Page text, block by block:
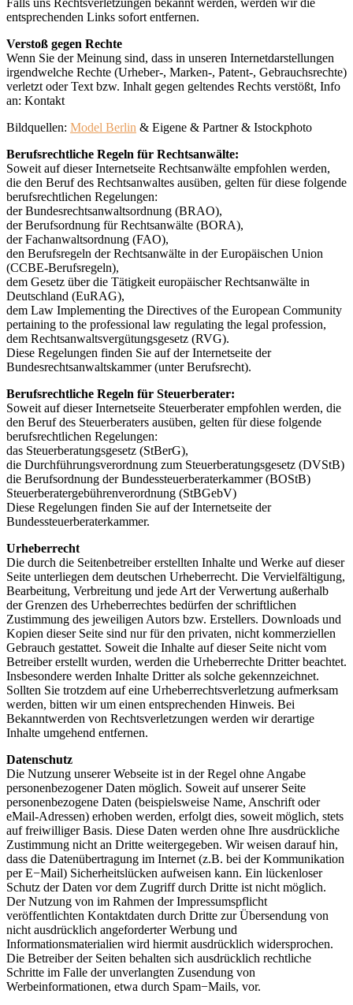
entsprechenden Links sofort entfernen.
Verstoß gegen Rechte
Wenn Sie der Meinung sind, dass in unseren Internetdarstellungen
irgendwelche Rechte (Urheber-, Marken-, Patent-, Gebrauchsrechte)
verletzt oder Text bzw. Inhalt gegen geltendes Rechts verstößt, Info
an: Kontakt
Bildquellen: Model Berlin & Eigene & Partner & Istockphoto
Berufsrechtliche Regeln für Rechtsanwälte:
Soweit auf dieser Internetseite Rechtsanwälte empfohlen werden,
die den Beruf des Rechtsanwaltes ausüben, gelten für diese folgende
berufsrechtlichen Regelungen:
der Bundesrechtsanwaltsordnung (BRAO),
der Berufsordnung für Rechtsanwälte (BORA),
der Fachanwaltsordnung (FAO),
den Berufsregeln der Rechtsanwälte in der Europäischen Union
(CCBE-Berufsregeln),
dem Gesetz über die Tätigkeit europäischer Rechtsanwälte in
Deutschland (EuRAG),
dem Law Implementing the Directives of the European Community
pertaining to the professional law regulating the legal profession,
dem Rechtsanwaltsvergütungsgesetz (RVG).
Diese Regelungen finden Sie auf der Internetseite der
Bundesrechtsanwaltskammer (unter Berufsrecht).
Berufsrechtliche Regeln für Steuerberater:
Soweit auf dieser Internetseite Steuerberater empfohlen werden, die
den Beruf des Steuerberaters ausüben, gelten für diese folgende
berufsrechtlichen Regelungen:
das Steuerberatungsgesetz (StBerG),
die Durchführungsverordnung zum Steuerberatungsgesetz (DVStB)
die Berufsordnung der Bundessteuerberaterkammer (BOStB)
Steuerberatergebührenverordnung (StBGebV)
Diese Regelungen finden Sie auf der Internetseite der
Bundessteuerberaterkammer.
Urheberrecht
Die durch die Seitenbetreiber erstellten Inhalte und Werke auf dieser
Seite unterliegen dem deutschen Urheberrecht. Die Vervielfältigung,
Bearbeitung, Verbreitung und jede Art der Verwertung außerhalb
der Grenzen des Urheberrechtes bedürfen der schriftlichen
Zustimmung des jeweiligen Autors bzw. Erstellers. Downloads und
Kopien dieser Seite sind nur für den privaten, nicht kommerziellen
Gebrauch gestattet. Soweit die Inhalte auf dieser Seite nicht vom
Betreiber erstellt wurden, werden die Urheberrechte Dritter beachtet.
Insbesondere werden Inhalte Dritter als solche gekennzeichnet.
Sollten Sie trotzdem auf eine Urheberrechtsverletzung aufmerksam
werden, bitten wir um einen entsprechenden Hinweis. Bei
Bekanntwerden von Rechtsverletzungen werden wir derartige
Inhalte umgehend entfernen.
Datenschutz
Die Nutzung unserer Webseite ist in der Regel ohne Angabe
personenbezogener Daten möglich. Soweit auf unserer Seite
personenbezogene Daten (beispielsweise Name, Anschrift oder
eMail-Adressen) erhoben werden, erfolgt dies, soweit möglich, stets
auf freiwilliger Basis. Diese Daten werden ohne Ihre ausdrückliche
Zustimmung nicht an Dritte weitergegeben. Wir weisen darauf hin,
dass die Datenübertragung im Internet (z.B. bei der Kommunikation
per E−Mail) Sicherheitslücken aufweisen kann. Ein lückenloser
Schutz der Daten vor dem Zugriff durch Dritte ist nicht möglich.
Der Nutzung von im Rahmen der Impressumspflicht
veröffentlichten Kontaktdaten durch Dritte zur Übersendung von
nicht ausdrücklich angeforderter Werbung und
Informationsmaterialien wird hiermit ausdrücklich widersprochen.
Die Betreiber der Seiten behalten sich ausdrücklich rechtliche
Schritte im Falle der unverlangten Zusendung von
Werbeinformationen, etwa durch Spam−Mails, vor.